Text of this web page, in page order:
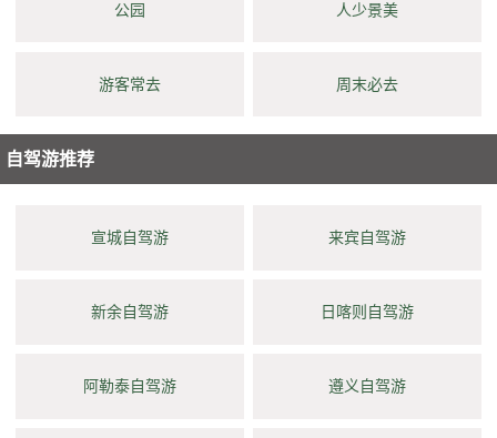
公园 人少景美
游客常去 周末必去
自驾游推荐
宣城自驾游 来宾自驾游
新余自驾游 日喀则自驾游
阿勒泰自驾游 遵义自驾游